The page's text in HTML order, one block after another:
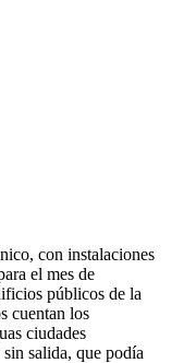
con instalaciones
el mes de
públicos de la
cuentan los
ciudades
salida, que podía